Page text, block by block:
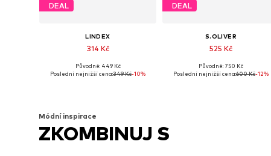
DEAL
LINDEX
314 Kč
Dostupné velikosti: XS, S, M
Původně: 449 Kč
Poslední nejnižší cena:349 Kč-10%
DEAL
S.OLIVER
525 Kč
Původně: 750 Kč
Poslední nejnižší cena:600 Kč-12%
Módní inspirace
ZKOMBINUJ S